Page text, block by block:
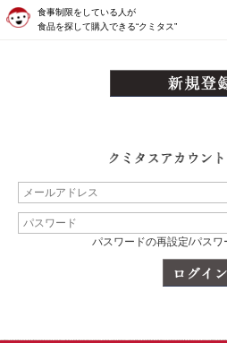
食事制限をしている人が
食品を探して購入できる“クミタス”
パスワードの再設定/パスワ